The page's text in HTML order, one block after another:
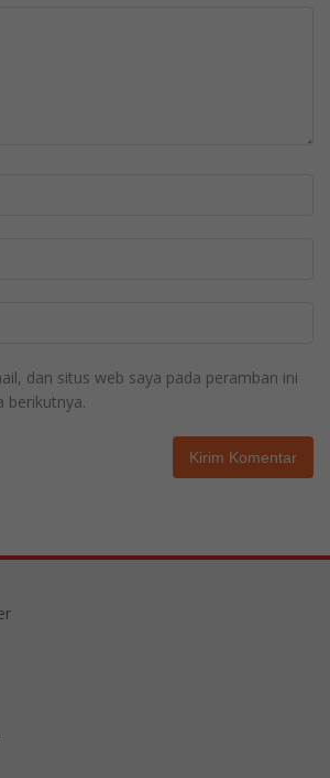
dan situs web saya pada peramban ini
berikutnya.